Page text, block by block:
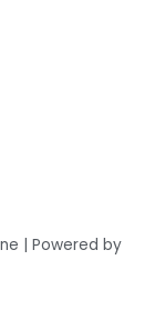
| Powered by